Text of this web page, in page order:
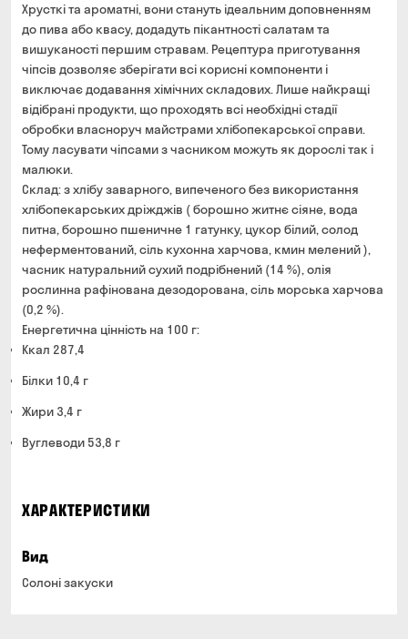
Від 700 грн безкоштовно
Термін доставки — до 90 хвилин
*на час доставки можуть впливати повітряні тривоги
Оплата:
готівкою кур'єру
банківською картою на сайті
Оплата:
готівкою в магазині
банківською картою на сайті та в магазині
Хрусткі та ароматні, вони стануть ідеальним доповненням
до пива або квасу, додадуть пікантності салатам та
вишуканості першим стравам. Рецептура приготування
чіпсів дозволяє зберігати всі корисні компоненти і
виключає додавання хімічних складових. Лише найкращі
відібрані продукти, що проходять всі необхідні стадії
обробки власноруч майстрами хлібопекарської справи.
Тому ласувати чіпсами з часником можуть як дорослі так і
малюки.
Склад: з хлібу заварного, випеченого без використання
хлібопекарських дріжджів ( борошно житнє сіяне, вода
питна, борошно пшеничне 1 гатунку, цукор білий, солод
неферментований, сіль кухонна харчова, кмин мелений ),
часник натуральний сухий подрібнений (14 %), олія
рослинна рафінована дезодорована, сіль морська харчова
(0,2 %).
Енергетична цінність на 100 г:
Ккал 287,4
Білки 10,4 г
Жири 3,4 г
Вуглеводи 53,8 г
ХАРАКТЕРИСТИКИ
Вид
Солоні закуски